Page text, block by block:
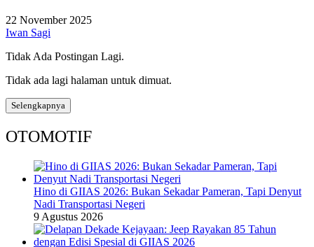
22 November 2025
Iwan Sagi
Tidak Ada Postingan Lagi.
Tidak ada lagi halaman untuk dimuat.
Selengkapnya
OTOMOTIF
Hino di GIIAS 2026: Bukan Sekadar Pameran, Tapi Denyut
Nadi Transportasi Negeri
9 Agustus 2026